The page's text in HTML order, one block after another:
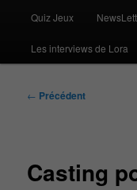
Quiz Jeux
Les interviews de Lora
Navigation
← Précédent
Casting